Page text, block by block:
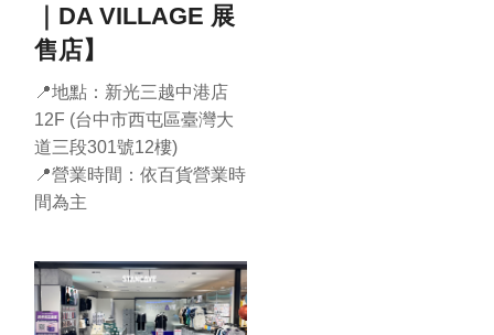
｜DA VILLAGE 展
售店】
📍地點：新光三越中港店
12F (台中市西屯區臺灣大
道三段301號12樓)
📍營業時間：依百貨營業時
間為主